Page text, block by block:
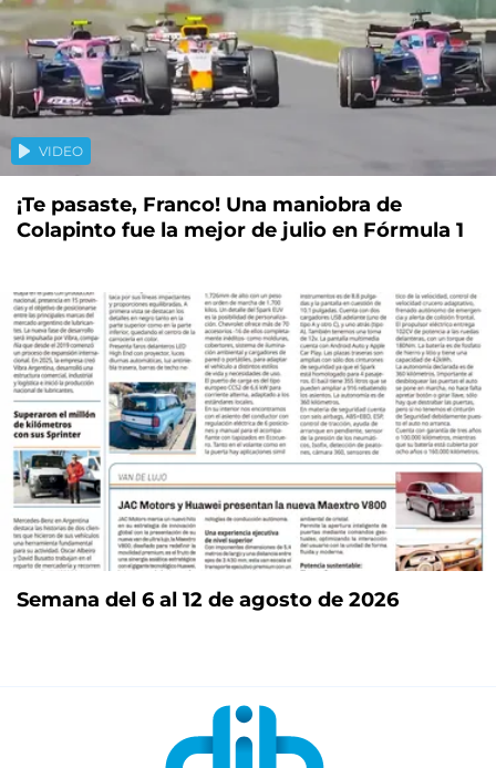
VIDEO
¡Te pasaste, Franco! Una maniobra de
Colapinto fue la mejor de julio en Fórmula 1
Semana del 6 al 12 de agosto de 2026